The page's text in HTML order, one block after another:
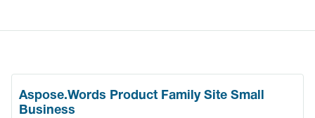
Aspose.Words Product Family Site Small
Business